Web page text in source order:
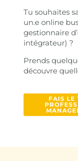
Tu souhaites
un.e online
gestionnaire
intégrateur) ?
Prends
découvre
FAIS LE